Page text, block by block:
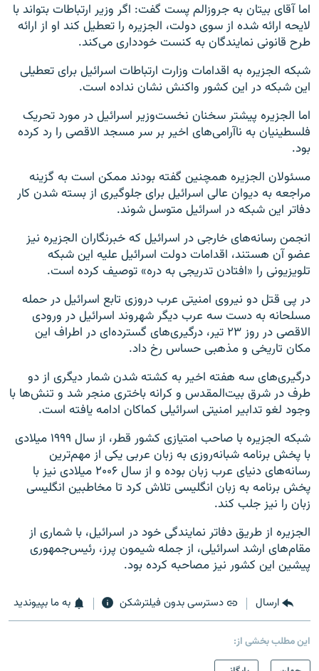
اما آقای بیتان به جروزالم پست گفت: اگر وزیر ارتباطات بتواند با
لایحه ارائه شده از سوی دولت، الجزیره را تعطیل کند او از ارائه
طرح قانونی نمایندگان به کنست خودداری می‌کند.
شبکه الجزیره به اقدامات وزارت ارتباطات اسرائیل برای تعطیلی
این شبکه در این کشور واکنش نشان نداده است.
اما الجزیره پیشتر سخنان نخست‌وزیر اسرائیل در مورد تحریک
فلسطینیان به ناآرامی‌های اخیر بر سر مسجد الاقصی را رد کرده
بود.
مسئولان الجزیره همچنین گفته بودند ممکن است به گزینه
مراجعه به دیوان عالی اسرائیل برای جلوگیری از بسته شدن کار
دفاتر این شبکه در اسرائیل متوسل شوند.
انجمن رسانه‌های خارجی در اسرائیل که خبرنگاران الجزیره نیز
عضو آن هستند، اقدامات دولت اسرائیل علیه این شبکه
تلویزیونی را «افتادن تدریجی به دره» توصیف کرده است.
در پی قتل دو نیروی امنیتی عرب دروزی تابع اسرائیل در حمله
مسلحانه به دست سه عرب دیگر شهروند اسرائیل در ورودی
الاقصی در روز ۲۳ تیر، درگیری‌های گسترده‌ای در اطراف این
مکان تاریخی و مذهبی حساس رخ داد.
درگیری‌های سه هفته اخیر به کشته شدن شمار دیگری از دو
طرف در شرق بیت‌المقدس و کرانه باختری منجر شد و تنش‌ها با
وجود لغو تدابیر امنیتی اسرائیلی کماکان ادامه یافته است.
شبکه الجزیره با صاحب امتیازی کشور قطر، از سال ۱۹۹۹ میلادی
با پخش برنامه شبانه‌روزی به زبان عربی یکی از مهم‌ترین
رسانه‌های دنیای عرب زبان بوده و از سال ۲۰۰۶ میلادی نیز با
پخش برنامه‌ به زبان انگلیسی تلاش کرد تا مخاطبین انگلیسی
زبان را نیز جلب کند.
الجزیره از طریق دفاتر نمایندگی خود در اسرائیل، با شماری از
مقام‌های ارشد اسرائیلی، از جمله شیمون پرز، رئیس‌جمهوری
پیشین این کشور نیز مصاحبه کرده بود.
ارسال دسترسی بدون فیلترشکن به ما بپیوندید
این مطلب بخشی از: